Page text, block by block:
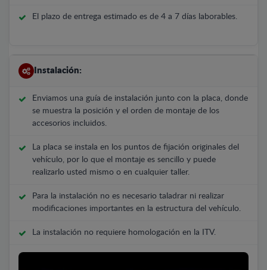
El plazo de entrega estimado es de 4 a 7 días laborables.
Instalación:
Enviamos una guía de instalación junto con la placa, donde
se muestra la posición y el orden de montaje de los
accesorios incluidos.
La placa se instala en los puntos de fijación originales del
vehículo, por lo que el montaje es sencillo y puede
realizarlo usted mismo o en cualquier taller.
Para la instalación no es necesario taladrar ni realizar
modificaciones importantes en la estructura del vehículo.
La instalación no requiere homologación en la ITV.